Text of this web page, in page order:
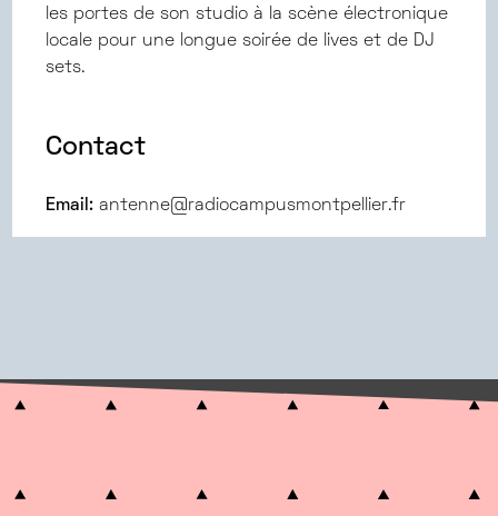
les portes de son studio à la scène électronique
locale pour une longue soirée de lives et de DJ
sets.
Contact
Email: antenne@radiocampusmontpellier.fr